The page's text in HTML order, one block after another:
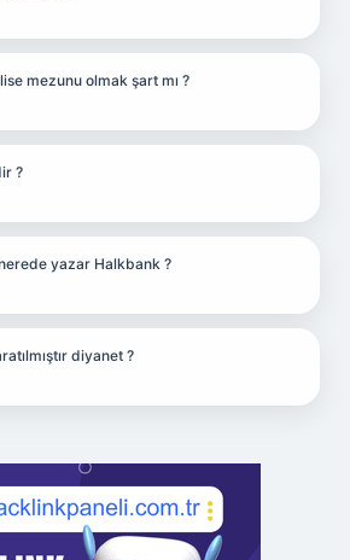
mezunu olmak şart mı ?
?
yazar Halkbank ?
diyanet ?